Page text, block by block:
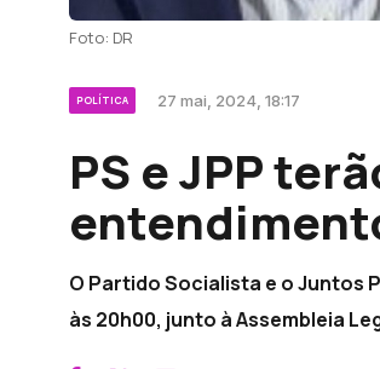
Foto: DR
POLÍTICA 27 mai, 2024, 18:17
PS e JPP
O Partido Socialista e o Juntos
às 20h00, junto à Assembleia